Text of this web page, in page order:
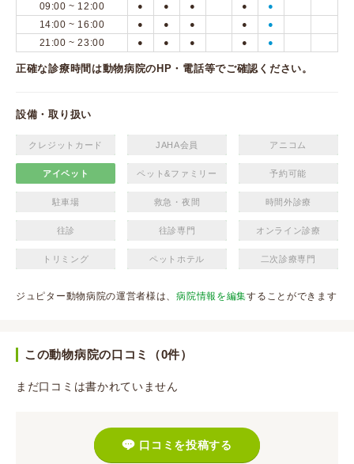
09:00 ~ 12:00
● ● ● ● ●
14:00 ~ 16:00 ● ● ● ● ●
21:00 ~ 23:00 ● ● ● ● ●
正確な診療時間は動物病院のHP・電話等でご確認ください。
設備・取り扱い
クレジットカード JAHA会員 アニコム
アイペット ペット&ファミリー 予約可能
駐車場 救急・夜間 時間外診療
往診 往診専門 オンライン診療
トリミング ペットホテル 二次診療専門
ジュピター動物病院の運営者様は、病院情報を編集することができます
この動物病院の口コミ（0件）
まだ口コミは書かれていません
口コミを投稿する